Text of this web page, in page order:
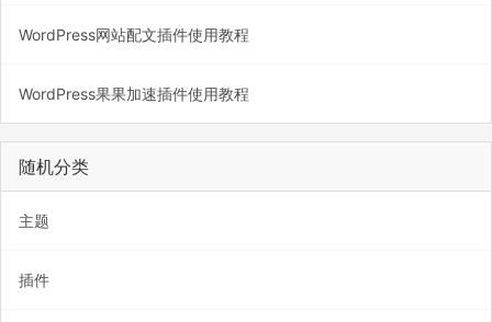
WordPress网站配文插件使用教程
WordPress果果加速插件使用教程
随机分类
主题
插件